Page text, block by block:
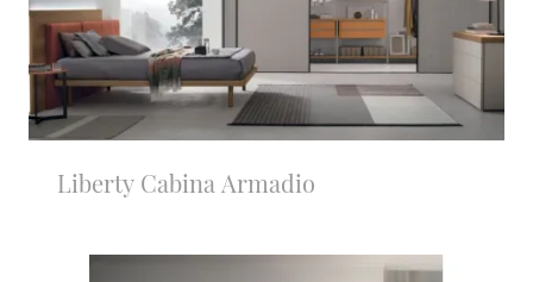
Liberty Cabina Armadio